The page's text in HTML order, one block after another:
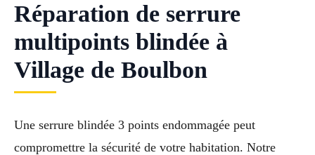
Réparation de serrure
multipoints blindée à
Village de Boulbon
Une serrure blindée 3 points endommagée peut
compromettre la sécurité de votre habitation. Notre